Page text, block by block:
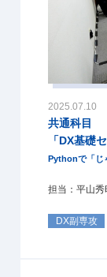
2025.07.10
共通科目
「DX基礎
Pythonで「じ
担当：平山秀
DX副専攻